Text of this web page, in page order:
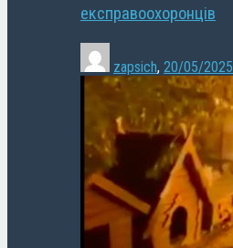
експравоохоронців
zapsich, 20/05/2025